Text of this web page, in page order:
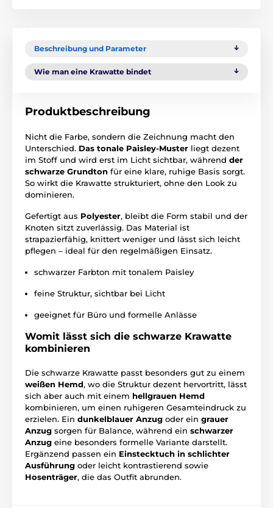
Beschreibung und Parameter
Wie man eine Krawatte bindet
Produktbeschreibung
Nicht die Farbe, sondern die Zeichnung macht den
Unterschied. Das tonale Paisley-Muster liegt dezent
im Stoff und wird erst im Licht sichtbar, während der
schwarze Grundton für eine klare, ruhige Basis sorgt.
So wirkt die Krawatte strukturiert, ohne den Look zu
dominieren.
Gefertigt aus Polyester, bleibt die Form stabil und der
Knoten sitzt zuverlässig. Das Material ist
strapazierfähig, knittert weniger und lässt sich leicht
pflegen – ideal für den regelmäßigen Einsatz.
schwarzer Farbton mit tonalem Paisley
feine Struktur, sichtbar bei Licht
geeignet für Büro und formelle Anlässe
Womit lässt sich die schwarze Krawatte
kombinieren
Die schwarze Krawatte passt besonders gut zu einem
weißen Hemd, wo die Struktur dezent hervortritt, lässt
sich aber auch mit einem hellgrauen Hemd
kombinieren, um einen ruhigeren Gesamteindruck zu
erzielen. Ein dunkelblauer Anzug oder ein grauer
Anzug sorgen für Balance, während ein schwarzer
Anzug eine besonders formelle Variante darstellt.
Ergänzend passen ein Einstecktuch in schlichter
Ausführung oder leicht kontrastierend sowie
Hosenträger, die das Outfit abrunden.